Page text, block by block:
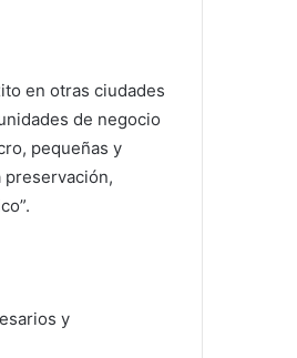
en otras ciudades
de negocio
pequeñas y
preservación,
y